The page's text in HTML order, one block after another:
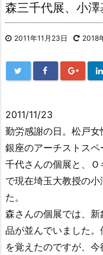
森三千代展、小澤
2011年11月23日 2018
2011/11/23
勤労感謝の日。松戸女
銀座のアーチストス
千代さんの個展と、
で現在埼玉大教授の
た。
森さんの個展では、
品が並んでいました
を覚えたのですが、